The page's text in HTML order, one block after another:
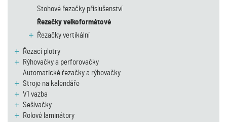
Stohové řezačky příslušenství
Řezačky velkoformátové
Řezačky vertikální
Řezací plotry
Rýhovačky a perforovačky
Automatické řezačky a rýhovačky
Stroje na kalendáře
V1 vazba
Sešívačky
Rolové laminátory